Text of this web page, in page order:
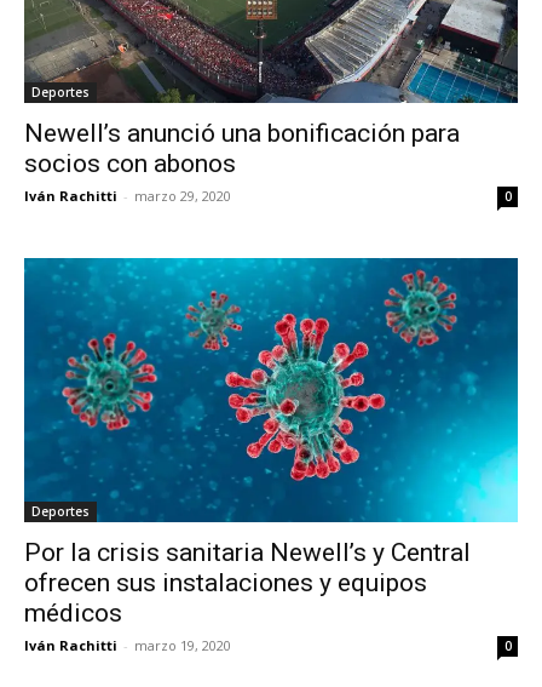
Deportes
Newell’s anunció una bonificación para
socios con abonos
Iván Rachitti - marzo 29, 2020 0
Deportes
Por la crisis sanitaria Newell’s y Central
ofrecen sus instalaciones y equipos
médicos
Iván Rachitti - marzo 19, 2020 0